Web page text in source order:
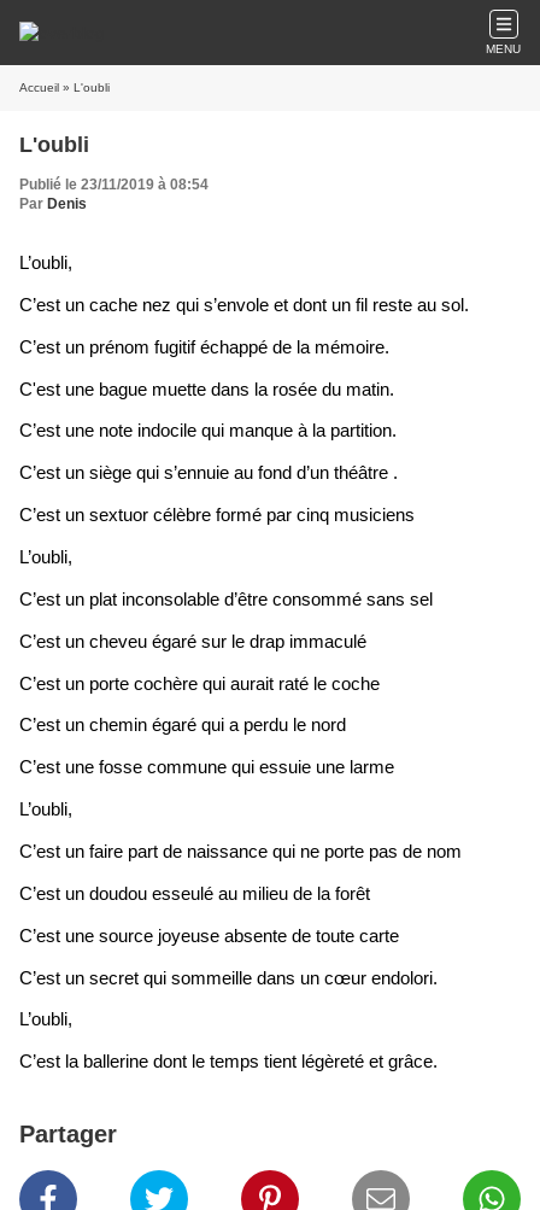
MENU
Accueil » L'oubli
L'oubli
Publié le 23/11/2019 à 08:54
Par Denis
L’oubli,
C’est un cache nez qui s’envole et dont un fil reste au sol.
C’est un prénom fugitif échappé de la mémoire.
C'est une bague muette dans la rosée du matin.
C’est une note indocile qui manque à la partition.
C’est un siège qui s’ennuie au fond d’un théâtre .
C’est un sextuor célèbre formé par cinq musiciens
L’oubli,
C’est un plat inconsolable d’être consommé sans sel
C’est un cheveu égaré sur le drap immaculé
C’est un porte cochère qui aurait raté le coche
C’est un chemin égaré qui a perdu le nord
C’est une fosse commune qui essuie une larme
L’oubli,
C’est un faire part de naissance qui ne porte pas de nom
C’est un doudou esseulé au milieu de la forêt
C’est une source joyeuse absente de toute carte
C’est un secret qui sommeille dans un cœur endolori.
L’oubli,
C’est la ballerine dont le temps tient légèreté et grâce.
Partager